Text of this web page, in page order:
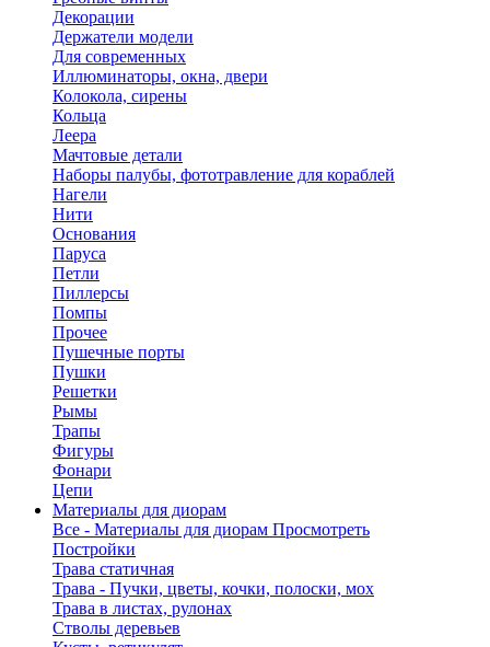
Декорации
Держатели модели
Для современных
Иллюминаторы, окна, двери
Колокола, сирены
Кольца
Леера
Мачтовые детали
Наборы палубы, фототравление для кораблей
Нагели
Нити
Основания
Паруса
Петли
Пиллерсы
Помпы
Прочее
Пушечные порты
Пушки
Решетки
Рымы
Трапы
Фигуры
Фонари
Цепи
Материалы для диорам
Все - Материалы для диорам Просмотреть
Постройки
Трава статичная
Трава - Пучки, цветы, кочки, полоски, мох
Трава в листах, рулонах
Стволы деревьев